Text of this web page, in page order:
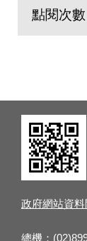
點閱次數
政府網站資
總機：